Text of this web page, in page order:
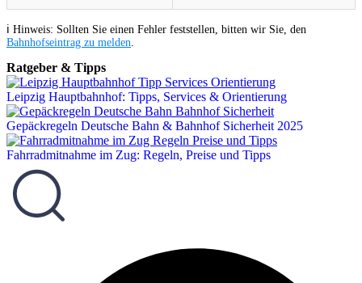
ℹ️ Hinweis: Sollten Sie einen Fehler feststellen, bitten wir Sie, den
Bahnhofseintrag zu melden
Ratgeber & Tipps
Leipzig Hauptbahnhof: Tipps, Services & Orientierung
Gepäckregeln Deutsche Bahn & Bahnhof Sicherheit 2025
Fahrradmitnahme im Zug: Regeln, Preise und Tipps